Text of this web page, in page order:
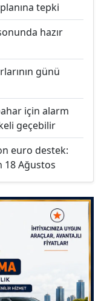
tepki
hazır
günü
için alarm
geçebilir
euro destek:
18 Ağustos